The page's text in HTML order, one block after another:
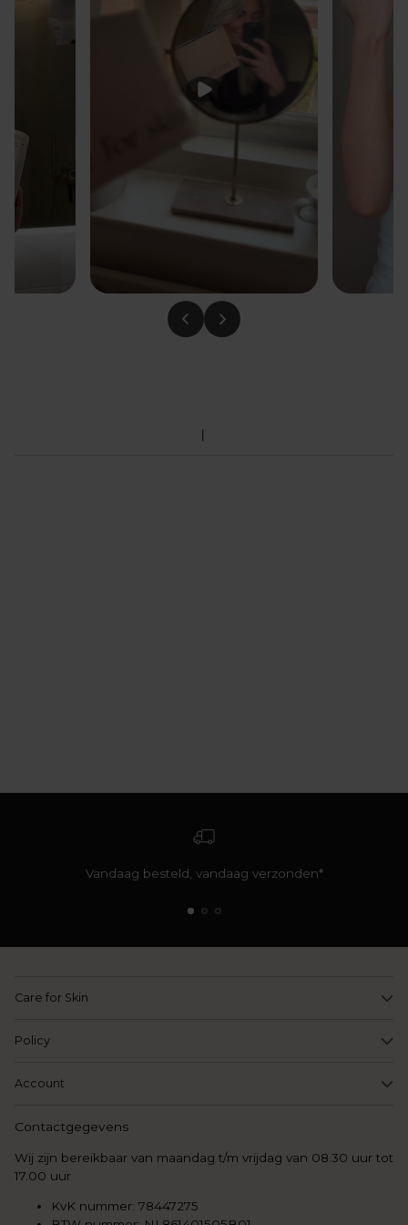
Vandaag besteld, vandaag verzonden*
Care for Skin
Policy
Account
Contactgegevens
Wij zijn bereikbaar van maandag t/m vrijdag van 08.30 uur tot
17.00 uur
KvK nummer: 78447275